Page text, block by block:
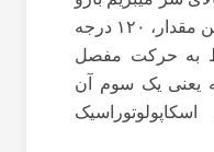
۱۸۰ درجه حرکت میکند. از این مقدار، ۱۲۰ درجه
به حرکت مفصل
بوده و ۶۰ درجه یعنی یک سوم آن